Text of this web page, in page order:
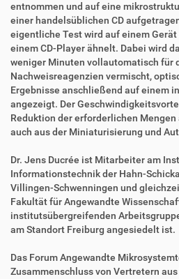
entnommen und auf eine
einer handelsüblichen CD
eigentliche Test wird auf einem
einem CD-Player ähnelt. Dabei wird
weniger Minuten vollautomatisch für
Nachweisreagenzien vermischt,
Ergebnisse anschließend auf einem
angezeigt. Der
Reduktion der erforderlichen
auch aus der Miniaturisierung und
Dr. Jens Ducrée ist Mitarbeiter am
Informationstechnik der Hahn-
Villingen-Schwenningen und
Fakultät für Angewandte
institutsübergreifenden
am Standort Freiburg angesiedelt ist.
Das Forum Angewandte
Zusammenschluss von Vertretern